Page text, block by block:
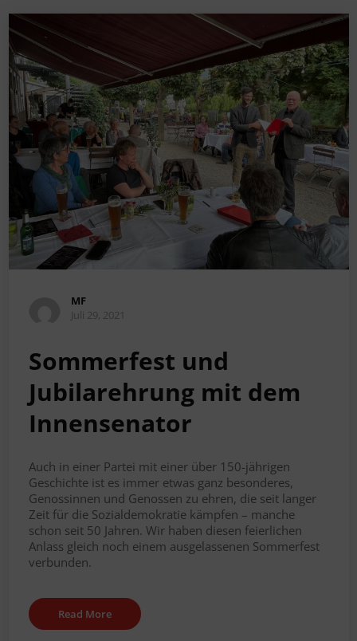
MF
Juli 29, 2021
Sommerfest und
Jubilarehrung mit dem
Innensenator
Auch in einer Partei mit einer über 150-jährigen
Geschichte ist es immer etwas ganz besonderes,
Genossinnen und Genossen zu ehren, die seit langer
Zeit für die Sozialdemokratie kämpfen – manche
schon seit 50 Jahren. Wir haben diesen feierlichen
Anlass gleich noch einem ausgelassenen Sommerfest
verbunden.
Read More